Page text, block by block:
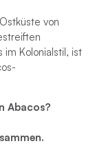
von
Kolonialstil, ist
Abacos?